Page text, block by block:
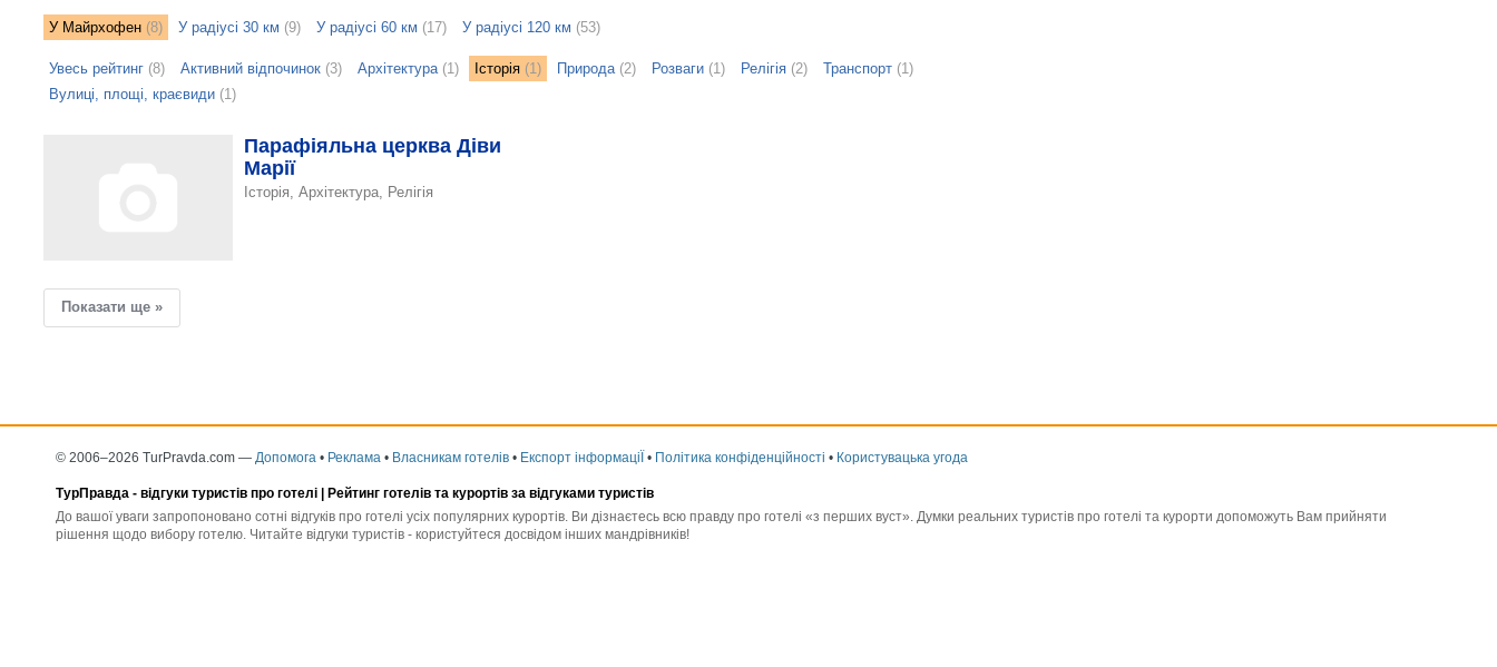
У Майрхофен(8) У радіусі 30 км (9) У радіусі 60 км (17) У радіусі 120 км (53)
Увесь рейтинг(8) Активний відпочинок(3) Архітектура(1) Історія(1) Природа(2) Розваги(1) Релігія(2) Транспорт(1)
Вулиці, площі, краєвиди(1)
Парафіяльна церква Діви
Марії
Історія, Архітектура, Релігія
Показати ще »
© 2006–2026 TurPravda.com — Допомога • Реклама • Власникам готелів • Експорт інформаціЇ • Політика конфіденційності • Користувацька угода
ТурПравда - відгуки туристів про готелі | Рейтинг готелів та курортів за відгуками туристів
До вашої уваги запропоновано сотні відгуків про готелі усіх популярних курортів. Ви дізнаєтесь всю правду про готелі «з перших вуст». Думки реальних туристів про готелі та курорти допоможуть Вам прийняти
рішення щодо вибору готелю. Читайте відгуки туристів - користуйтеся досвідом інших мандрівників!